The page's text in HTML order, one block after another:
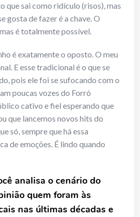
que sai como ridículo (risos), mas
gosta de fazer é a chave. O
é totalmente possível.
é exatamente o oposto. O meu
E esse tradicional é o que se
pois ele foi se sufocando com o
poucas vozes do Forró
cativo e fiel esperando que
que lancemos novos hits do
só, sempre que há essa
de emoções. É lindo quando
analisa o cenário do
quem foram às
nas últimas décadas e